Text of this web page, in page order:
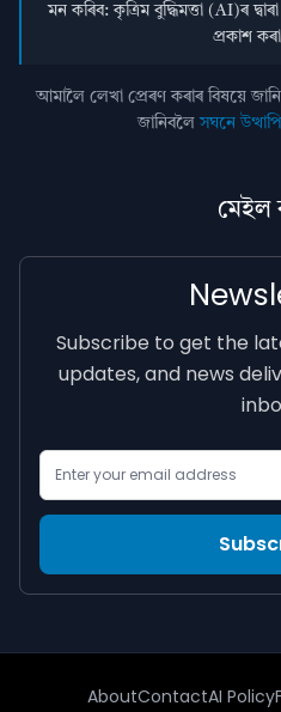
মন কৰিব: কৃত্ৰিম বুদ্ধিমত্তা (AI)ৰ
প্ৰকাশ
আমালৈ লেখা প্ৰেৰণ কৰাৰ বিষয়ে
জানিবলৈসঘনে
মেইল
Subscribe to get the
updates, and news
AboutContactAI Policy